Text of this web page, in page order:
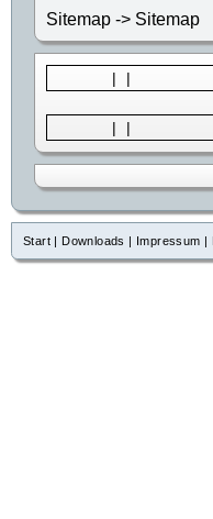
Sitemap -> Sitemap
| |
| |
Start Downloads Impressum